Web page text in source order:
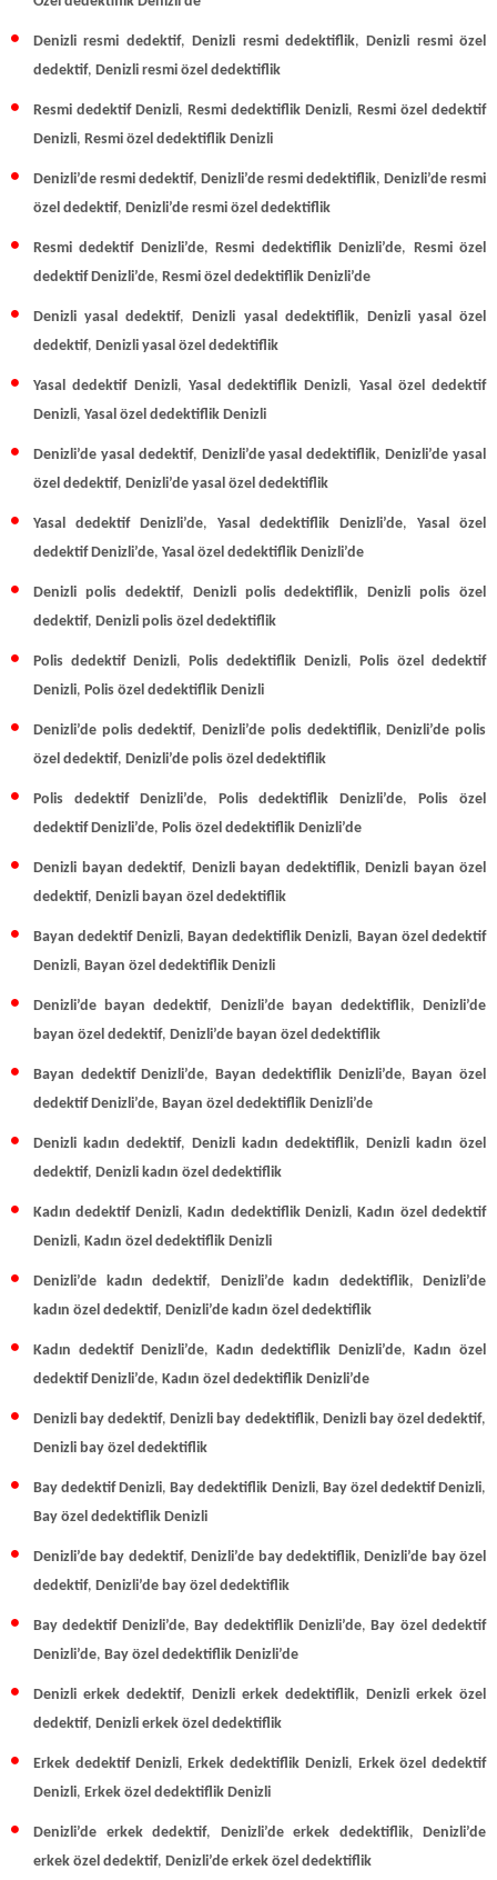
Denizli resmi dedektif,Denizli resmi dedektiflik,Denizli resmi özel
dedektif, Denizli resmi özel dedektiflik
Resmi dedektif Denizli, Resmi dedektiflik Denizli, Resmi özel dedektif
Denizli, Resmi özel dedektiflik Denizli
Denizli’de resmi dedektif, Denizli’de resmi dedektiflik, Denizli’de resmi
özel dedektif, Denizli’de resmi özel dedektiflik
Resmi dedektif Denizli’de,Resmi dedektiflik Denizli’de, Resmi özel
dedektif Denizli’de, Resmi özel dedektiflik Denizli’de
Denizli yasal dedektif,Denizli yasal dedektiflik, Denizli yasal özel
dedektif, Denizli yasal özel dedektiflik
Yasal dedektif Denizli, Yasal dedektiflik Denizli, Yasal özel dedektif
Denizli, Yasal özel dedektiflik Denizli
Denizli’de yasal dedektif, Denizli’de yasal dedektiflik,Denizli’de yasal
özel dedektif, Denizli’de yasal özel dedektiflik
Yasal dedektif Denizli’de, Yasal dedektiflik Denizli’de, Yasal özel
dedektif Denizli’de, Yasal özel dedektiflik Denizli’de
Denizli polis dedektif, Denizli polis dedektiflik,Denizli polis özel
dedektif, Denizli polis özel dedektiflik
Polis dedektif Denizli, Polis dedektiflik Denizli, Polis özel dedektif
Denizli, Polis özel dedektiflik Denizli
Denizli’de polis dedektif,Denizli’de polis dedektiflik,Denizli’de polis
özel dedektif, Denizli’de polis özel dedektiflik
Polis dedektif Denizli’de, Polis dedektiflik Denizli’de,Polis özel
dedektif Denizli’de, Polis özel dedektiflik Denizli’de
Denizli bayan dedektif, Denizli bayan dedektiflik, Denizli bayan özel
dedektif, Denizli bayan özel dedektiflik
Bayan dedektif Denizli, Bayan dedektiflik Denizli, Bayan özel dedektif
Denizli, Bayan özel dedektiflik Denizli
Denizli’de bayan dedektif, Denizli’de bayan dedektiflik,Denizli’de
bayan özel dedektif, Denizli’de bayan özel dedektiflik
Bayan dedektif Denizli’de, Bayan dedektiflik Denizli’de,Bayan özel
dedektif Denizli’de, Bayan özel dedektiflik Denizli’de
Denizli kadın dedektif, Denizli kadın dedektiflik, Denizli kadın özel
dedektif, Denizli kadın özel dedektiflik
Kadın dedektif Denizli,Kadın dedektiflik Denizli,Kadın özel dedektif
Denizli, Kadın özel dedektiflik Denizli
Denizli’de kadın dedektif, Denizli’de kadın dedektiflik, Denizli’de
kadın özel dedektif, Denizli’de kadın özel dedektiflik
Kadın dedektif Denizli’de, Kadın dedektiflik Denizli’de,Kadın özel
dedektif Denizli’de, Kadın özel dedektiflik Denizli’de
Denizli bay dedektif,Denizli bay dedektiflik, Denizli bay özel dedektif,
Denizli bay özel dedektiflik
Bay dedektif Denizli,Bay dedektiflik Denizli, Bay özel dedektif Denizli,
Bay özel dedektiflik Denizli
Denizli’de bay dedektif,Denizli’de bay dedektiflik,Denizli’de bay özel
dedektif, Denizli’de bay özel dedektiflik
Bay dedektif Denizli’de,Bay dedektiflik Denizli’de,Bay özel dedektif
Denizli’de, Bay özel dedektiflik Denizli’de
Denizli erkek dedektif, Denizli erkek dedektiflik, Denizli erkek özel
dedektif, Denizli erkek özel dedektiflik
Erkek dedektif Denizli,Erkek dedektiflik Denizli, Erkek özel dedektif
Denizli, Erkek özel dedektiflik Denizli
Denizli’de erkek dedektif, Denizli’de erkek dedektiflik, Denizli’de
erkek özel dedektif, Denizli’de erkek özel dedektiflik